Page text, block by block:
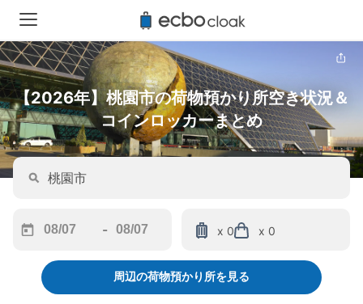
【2026年】桃園市の荷物預かり所空き状況＆
コインロッカーまとめ
forward
interact
-
backward
to
interact
x 0 x 0
周辺の荷物預かり所を見る